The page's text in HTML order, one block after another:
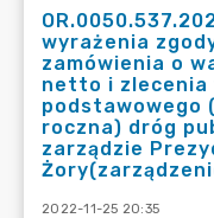
wyrażenia
zamówienia o
netto i zlecenia
podstawowego
roczna) dróg
zarządzie
2022-11-25 20:35